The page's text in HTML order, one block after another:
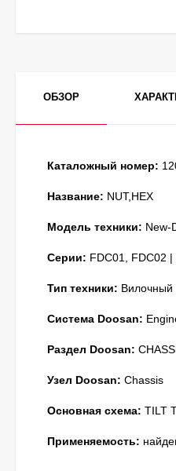
ОБЗОР
Каталожный номер:
Название: NUT,HEX
Модель техники: New-
Серии: FDC01, FDC02
Тип техники: Вилочный
Система Doosan:
Раздел Doosan:
Узел Doosan: Chassis
Основная схема: TILT
Применяемость: